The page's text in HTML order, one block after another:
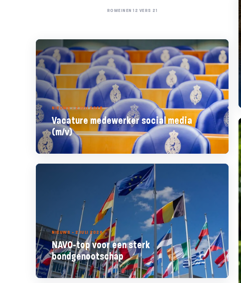
ROMEINEN 12 VERS 21
NIEUWS - 2 JULI 2026
Vacature medewerker social media
(m/v)
NIEUWS - 2 JULI 2026
NAVO-top voor een sterk
bondgenootschap